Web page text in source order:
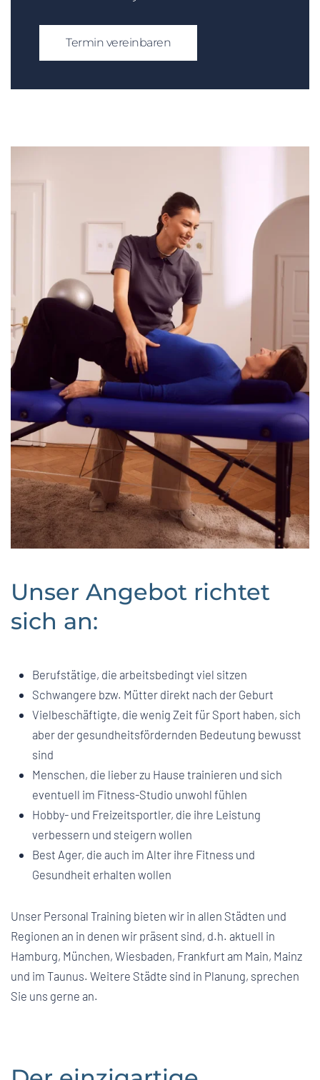
Termin vereinbaren
Unser Angebot richtet
sich an:
Berufstätige, die arbeitsbedingt viel sitzen
Schwangere bzw. Mütter direkt nach der Geburt
Vielbeschäftigte, die wenig Zeit für Sport haben, sich
aber der gesundheitsfördernden Bedeutung bewusst
sind
Menschen, die lieber zu Hause trainieren und sich
eventuell im Fitness-Studio unwohl fühlen
Hobby- und Freizeitsportler, die ihre Leistung
verbessern und steigern wollen
Best Ager, die auch im Alter ihre Fitness und
Gesundheit erhalten wollen
Unser Personal Training bieten wir in allen Städten und
Regionen an in denen wir präsent sind, d.h. aktuell in
Hamburg, München, Wiesbaden, Frankfurt am Main, Mainz
und im Taunus. Weitere Städte sind in Planung, sprechen
Sie uns gerne an.